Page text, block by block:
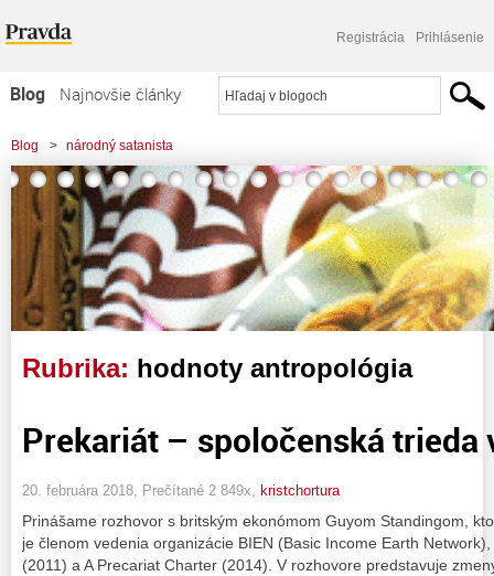
Registrácia Prihlásenie
Blog
Najnovšie články
Najčítanejšie články
Najkomentovanejšie články
Zoznam blogov
Komerčné blogy
Blog > národný satanista
Rubrika: hodnoty antropológia
Prekariát – spoločenská trieda
20. februára 2018, Prečítané 2 849x, kristchortura
Prinášame rozhovor s britským ekonómom Guyom Standingom,
je členom vedenia organizácie BIEN (Basic Income Earth
(2011) a A Precariat Charter (2014). V rozhovore predstavuje